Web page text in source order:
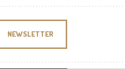
NEWSLETTER